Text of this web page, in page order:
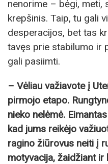
nenorime – bėgi, meti,
krepšinis. Taip, tu gali
desperacijos, bet tas
tavęs prie stabilumo ir
gali pasiimti.
– Vėliau važiavote į
pirmojo etapo.
nieko nelėmė.
kad jums reikėjo
ragino žiūrovus neiti į
motyvacija, žaidžiant